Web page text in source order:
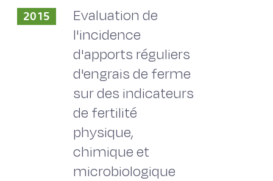
2015
Evaluation de
l'incidence
d'apports réguliers
d'engrais de ferme
sur des indicateurs
de fertilité
physique,
chimique et
microbiologique